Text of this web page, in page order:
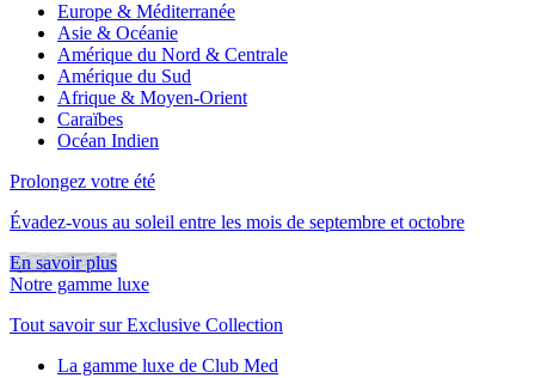
Europe & Méditerranée
Asie & Océanie
Amérique du Nord & Centrale
Amérique du Sud
Afrique & Moyen-Orient
Caraïbes
Océan Indien
Prolongez votre été
Évadez-vous au soleil entre les mois de septembre et octobre
En savoir plus
Notre gamme luxe
Tout savoir sur Exclusive Collection
La gamme luxe de Club Med